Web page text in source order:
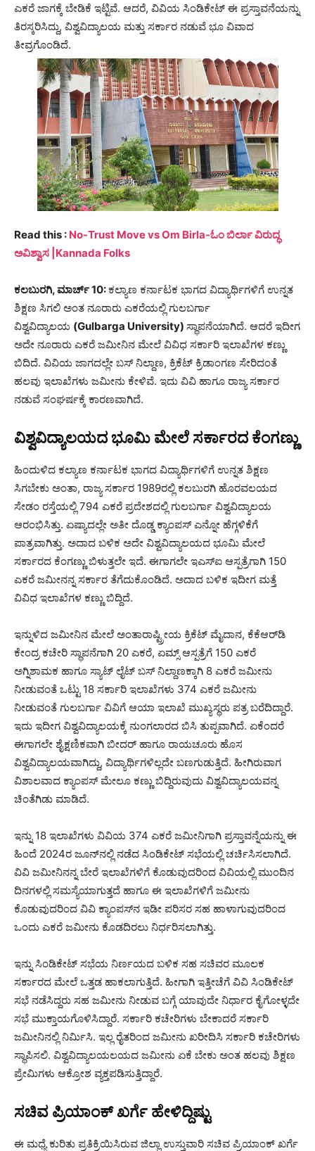
ಎಕರೆ ಜಾಗಕ್ಕೆ ಬೇಡಿಕೆ ಇಟ್ಟಿವೆ. ಆದರೆ, ವಿವಿಯ ಸಿಂಡಿಕೇಟ್ ಈ ಪ್ರಸ್ತಾವನೆಯನ್ನು
ತಿರಸ್ಕರಿಸಿದ್ದು, ವಿಶ್ವವಿದ್ಯಾಲಯ ಮತ್ತು ಸರ್ಕಾರ ನಡುವೆ ಭೂ ವಿವಾದ
ತೀವ್ರಗೊಂಡಿದೆ.
Read this : No-Trust Move vs Om Birla-ಓಂ ಬಿರ್ಲಾ ವಿರುದ್ಧ
ಅವಿಶ್ವಾಸ |Kannada Folks
ಕಲಬುರಗಿ, ಮಾರ್ಚ್​ 10: ಕಲ್ಯಾಣ‌ ಕರ್ನಾಟಕ ಭಾಗದ ವಿದ್ಯಾರ್ಥಿಗಳಿಗೆ ಉನ್ನತ
ಶಿಕ್ಷಣ ಸಿಗಲಿ ಅಂತ ನೂರಾರು ಎಕರೆಯಲ್ಲಿ ಗುಲಬರ್ಗಾ
ವಿಶ್ವವಿದ್ಯಾಲಯ (Gulbarga University) ಸ್ಥಾಪನೆಯಾಗಿದೆ. ಆದರೆ ಇದೀಗ
ಅದೇ ನೂರಾರು ಎಕರೆ ಜಮೀನಿನ ಮೇಲೆ ವಿವಿಧ ಸರ್ಕಾರಿ ಇಲಾಖೆಗಳ ಕಣ್ಣು
ಬಿದಿದೆ‌. ವಿವಿಯ ಜಾಗದಲ್ಲೇ ಬಸ್ ನಿಲ್ದಾಣ, ಕ್ರಿಕೆಟ್ ಕ್ರಿಡಾಂಗಣ ಸೇರಿದಂತೆ
ಹಲವು ಇಲಾಖೆಗಳು ಜಮೀನು ಕೇಳಿವೆ. ಇದು ವಿವಿ ಹಾಗೂ ರಾಜ್ಯ ಸರ್ಕಾರ
ನಡುವೆ ಸಂಘರ್ಷಕ್ಕೆ ಕಾರಣವಾಗಿದೆ.
ವಿಶ್ವವಿದ್ಯಾಲಯದ ಭೂಮಿ ಮೇಲೆ ಸರ್ಕಾರದ ಕೆಂಗಣ್ಣು
ಹಿಂದುಳಿದ ಕಲ್ಯಾಣ ಕರ್ನಾಟಕ ಭಾಗದ ವಿದ್ಯಾರ್ಥಿಗಳಿಗೆ ಉನ್ನತ ಶಿಕ್ಷಣ
ಸಿಗಬೇಕು ಅಂತಾ, ರಾಜ್ಯ ಸರ್ಕಾರ 1989ರಲ್ಲಿ ಕಲಬುರಗಿ ಹೊರವಲಯದ
ಸೇಡಂ ರಸ್ತೆಯಲ್ಲಿ 794 ಎಕರೆ ಪ್ರದೇಶದಲ್ಲಿ ಗುಲಬರ್ಗಾ ವಿಶ್ವವಿದ್ಯಾಲಯ
ಆರಂಭಿಸಿತ್ತು. ಏಷ್ಯಾದಲ್ಲೇ ಅತೀ ದೊಡ್ಡ ಕ್ಯಾಂಪಸ್ ಎನ್ನೋ ಹೆಗ್ಗಳಿಕೆಗೆ
ಪಾತ್ರವಾಗಿತ್ತು. ಅದಾದ ಬಳಿಕ ಅದೇ ವಿಶ್ವವಿದ್ಯಾಲಯದ ಭೂಮಿ ಮೇಲೆ
ಸರ್ಕಾರದ ಕೆಂಗಣ್ಣು ಬಿಳುತ್ತಲೇ ಇದೆ.‌ ಈಗಾಗಲೇ ಇಎಸ್​ಐ ಆಸ್ಪತ್ರೆಗಾಗಿ 150
ಎಕರೆ ಜಮೀನನ್ನ ಸರ್ಕಾರ ತೆಗೆದುಕೊಂಡಿದೆ. ಅದಾದ ಬಳಿಕ ಇದೀಗ ಮತ್ತೆ
ವಿವಿಧ ಇಲಾಖೆಗಳ ಕಣ್ಣು ಬಿದ್ದಿದೆ.
ಇನ್ನುಳಿದ ಜಮೀನಿನ ಮೇಲೆ ಅಂತಾರಾಷ್ಟ್ರೀಯ ಕ್ರಿಕೆಟ್ ಮೈದಾನ, ಕೆಕೆಆರ್​ಡಿ
ಕೇಂದ್ರ ಕಚೇರಿ ಸ್ಥಾಪನೆಗಾಗಿ 20 ಎಕರೆ, ಏಮ್ಸ್ ಆಸ್ಪತ್ರೆಗೆ 150 ಎಕರೆ
ಅಗ್ನಿಶಾಮಕ ಹಾಗೂ ಸ್ಯಾಟ್ ಲೈಟ್ ಬಸ್ ನಿಲ್ದಾಣಕ್ಕಾಗಿ 8 ಎಕರೆ ಜಮೀನು
ನೀಡುವಂತೆ ಒಟ್ಟು 18 ಸರ್ಕಾರಿ ಇಲಾಖೆಗಳು 374 ಎಕರೆ ಜಮೀನು
ನೀಡುವಂತೆ ಗುಲಬರ್ಗಾ ವಿವಿಗೆ ಆಯಾ ಇಲಾಖೆ ಮುಖ್ಯಸ್ಥರು ಪತ್ರ ಬರೆದಿದ್ದಾರೆ.
ಇದು ಇದೀಗ ವಿಶ್ವವಿದ್ಯಾಲಯಕ್ಕೆ ನುಂಗಲಾರದ ಬಿಸಿ ತುಪ್ಪವಾಗಿದೆ. ಏಕೆಂದರೆ
ಈಗಾಗಲೇ ಶೈಕ್ಷಣಿಕವಾಗಿ ಬೀದರ್ ಹಾಗೂ ರಾಯಚೂರು ಹೊಸ
ವಿಶ್ವವಿದ್ಯಾಲಯವಾಗಿದ್ದು, ವಿದ್ಯಾರ್ಥಿಗಳಿಲ್ಲದೇ ಬಣಗುಡುತ್ತಿದೆ. ಹೀಗಿರುವಾಗ
ವಿಶಾಲವಾದ ಕ್ಯಾಂಪಸ್ ಮೇಲೂ ಕಣ್ಣು ಬಿದ್ದಿರುವುದು ವಿಶ್ವವಿದ್ಯಾಲಯವನ್ನ
ಚಿಂತೆಗಿಡು ಮಾಡಿದೆ.
ಇನ್ನು 18 ಇಲಾಖೆಗಳು ವಿವಿಯ 374 ಎಕರೆ ಜಮೀನಿಗಾಗಿ ಪ್ರಸ್ತಾವನ್ನೆಯನ್ನು ಈ
ಹಿಂದೆ 2024ರ ಜೂನ್​ನಲ್ಲಿ ನಡೆದ ಸಿಂಡಿಕೇಟ್ ಸಭೆಯಲ್ಲಿ ಚರ್ಚಿಸಿಸಲಾಗಿದೆ.
ವಿವಿ ಜಮೀನಿನನ್ನ ಬೇರೆ ಇಲಾಖೆಗಳಿಗೆ ಕೊಡುವುದರಿಂದ ವಿವಿಯಲ್ಲಿ ಮುಂದಿನ
ದಿನಗಳಲ್ಲಿ ಸಮಸ್ಯೆಯಾಗುತ್ತದೆ ಹಾಗೂ ಈ ಇಲಾಖೆಗಳಿಗೆ ಜಮೀನು
ಕೊಡುವುದರಿಂದ ವಿವಿ ಕ್ಯಾಂಪಸ್​ನ ಇಡೀ ಪರಿಸರ ಸಹ ಹಾಳಾಗುವುದರಿಂದ
ಒಂದು ಎಕರೆ ಜಮೀನು ಕೊಡದಿರಲು ನಿರ್ಧರಿಸಲಾಗಿತ್ತು.
ಇನ್ನು ಸಿಂಡಿಕೇಟ್​ ಸಭೆಯ ನಿರ್ಣಯದ ಬಳಿಕ ಸಹ ಸಚಿವರ ಮೂಲಕ
ಸರ್ಕಾರದ ಮೇಲೆ ಒತ್ತಡ ಹಾಕಲಾಗುತ್ತಿದೆ. ಹೀಗಾಗಿ ಇತ್ತೀಚೆಗೆ ವಿವಿ ಸಿಂಡಿಕೇಟ್
ಸಭೆ ನಡೆಸಿದ್ದರು ಸಹ ಜಮೀನು ನೀಡುವ ಬಗ್ಗೆ ಯಾವುದೇ ನಿರ್ಧಾರ ಕೈಗೋಳ್ಳದೇ
ಸಭೆ ಮುಕ್ತಾಯಗೊಳಿಸಿದ್ದಾರೆ. ಸರ್ಕಾರಿ ಕಚೇರಿಗಳು ಬೇಕಾದರೆ ಸರ್ಕಾರಿ
ಜಮೀನಿನಲ್ಲಿ ನಿರ್ಮಿಸಿ. ಇಲ್ಲ ರೈತರಿಂದ ಜಮೀನು ಖರೀದಿಸಿ ಸರ್ಕಾರಿ ಕಚೇರಿಗಳು
ಸ್ಥಾಪಿಸಲಿ. ವಿಶ್ವವಿದ್ಯಾಲಯಲಯದ ಜಮೀನು ಏಕೆ ಬೇಕು ಅಂತ ಹಲವು ಶಿಕ್ಷಣ
ಪ್ರೇಮಿಗಳು ಆಕ್ರೋಶ ವ್ಯಕ್ತಪಡಿಸುತ್ತಿದ್ದಾರೆ.
ಸಚಿವ ಪ್ರಿಯಾಂಕ್ ಖರ್ಗೆ ಹೇಳಿದ್ದಿಷ್ಟು
ಈ ಮಧ್ಯೆ ಕುರಿತು ಪ್ರತಿಕ್ರಿಯಿಸಿರುವ ಜಿಲ್ಲಾ ಉಸ್ತುವಾರಿ ಸಚಿವ ಪ್ರಿಯಾಂಕ್ ಖರ್ಗೆ